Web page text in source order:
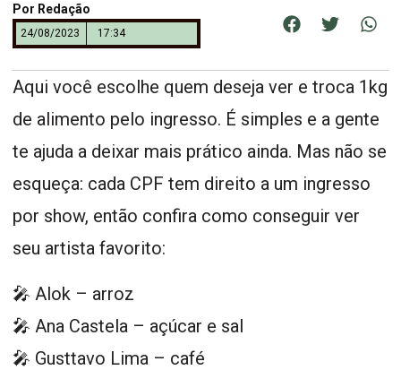
Por Redação
24/08/2023 17:34
Aqui você escolhe quem deseja ver e troca 1kg
de alimento pelo ingresso. É simples e a gente
te ajuda a deixar mais prático ainda. Mas não se
esqueça: cada CPF tem direito a um ingresso
por show, então confira como conseguir ver
seu artista favorito:
🎤 Alok – arroz
🎤 Ana Castela – açúcar e sal
🎤 Gusttavo Lima – café